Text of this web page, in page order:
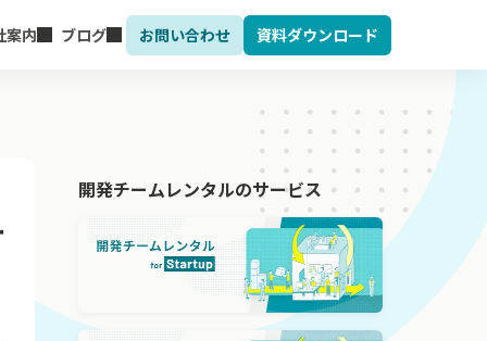
案内 ブログ お問い合わせ 資料ダウンロード
開発チームレンタルのサービス